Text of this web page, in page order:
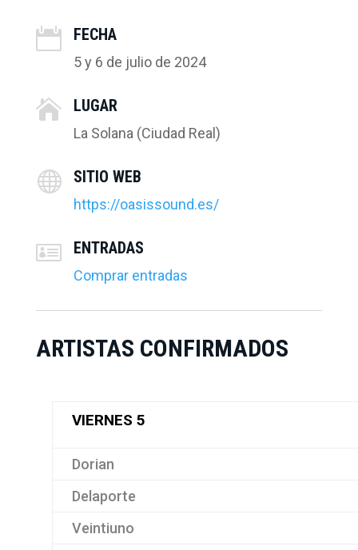
 FECHA
5 y 6 de julio de 2024
 LUGAR
La Solana (Ciudad Real)
 SITIO WEB
https://oasissound.es/
 ENTRADAS
Comprar entradas
ARTISTAS CONFIRMADOS
VIERNES 5
Dorian
Delaporte
Veintiuno